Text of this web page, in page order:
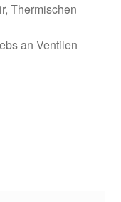
Thermischen
an Ventilen